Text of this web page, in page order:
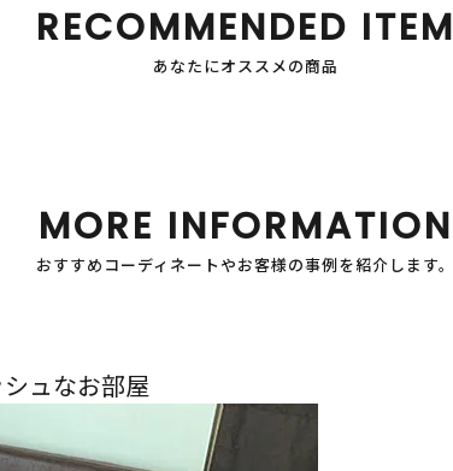
RECOMMENDED ITEM
あなたにオススメの商品
MORE INFORMATION
おすすめコーディネートやお客様の事例を紹介します。
ュなお部屋